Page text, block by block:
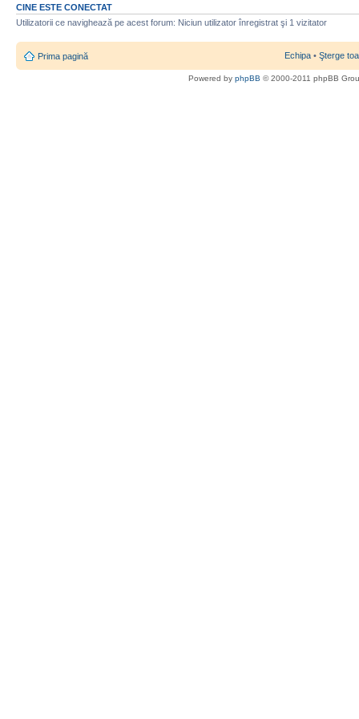
CINE ESTE CONECTAT
Utilizatorii ce navighează pe acest forum: Niciun utilizator înregistrat şi 1 vizitator
Prima pagină Echipa • Şterge
Powered by phpBB © 2000-2011 phpBB